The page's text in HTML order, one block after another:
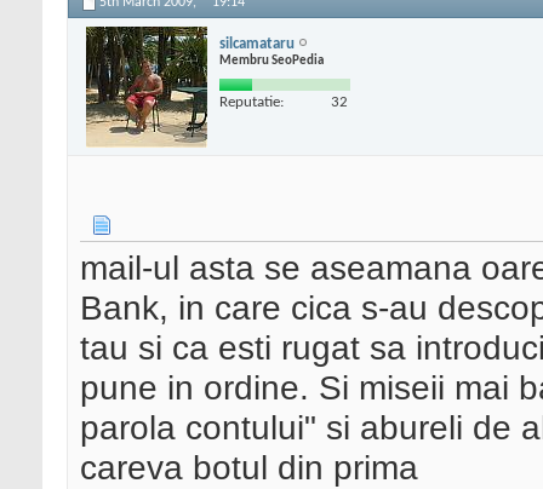
silcamataru
Membru SeoPedia
Reputatie: 32
mail-ul asta se aseamana
Bank, in care cica s-au
tau si ca esti rugat sa
pune in ordine. Si miseii mai
parola contului" si abureli de
careva botul din prima